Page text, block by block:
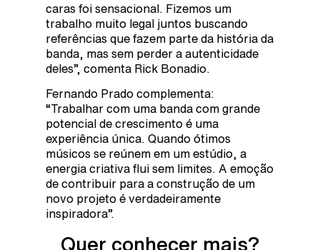
caras foi sensacional. Fizemos um
trabalho muito legal juntos buscando
referências que fazem parte da história da
banda, mas sem perder a autenticidade
deles”, comenta Rick Bonadio.
Fernando Prado complementa:
“Trabalhar com uma banda com grande
potencial de crescimento é uma
experiência única. Quando ótimos
músicos se reúnem em um estúdio, a
energia criativa flui sem limites. A emoção
de contribuir para a construção de um
novo projeto é verdadeiramente
inspiradora”.
Quer conhecer mais?